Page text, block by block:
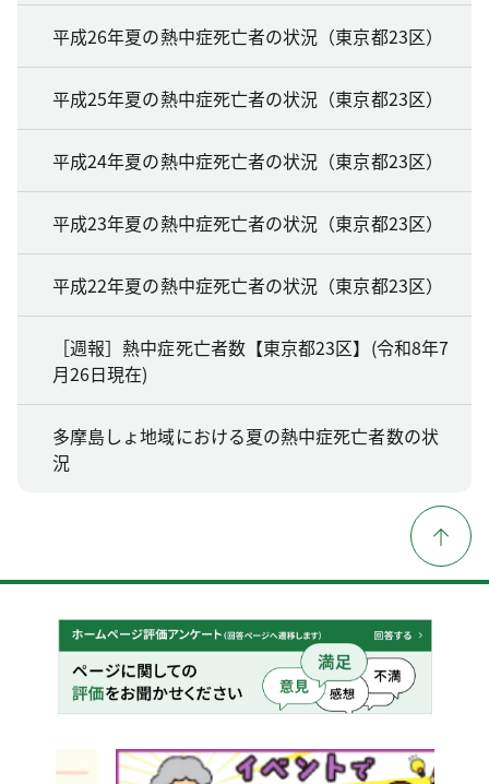
平成26年夏の熱中症死亡者の状況（東京都23区）
平成25年夏の熱中症死亡者の状況（東京都23区）
平成24年夏の熱中症死亡者の状況（東京都23区）
平成23年夏の熱中症死亡者の状況（東京都23区）
平成22年夏の熱中症死亡者の状況（東京都23区）
［週報］熱中症死亡者数【東京都23区】(令和8年7
月26日現在)
多摩島しょ地域における夏の熱中症死亡者数の状
況